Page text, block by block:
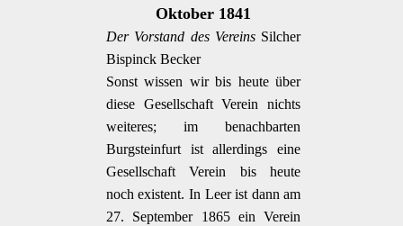
Oktober 1841
Der Vorstand des Vereins Silcher
Bispinck Becker
Sonst wissen wir bis heute über
diese Gesellschaft Verein nichts
weiteres; im benachbarten
Burgsteinfurt ist allerdings eine
Gesellschaft Verein bis heute
noch existent. In Leer ist dann am
27. September 1865 ein Verein